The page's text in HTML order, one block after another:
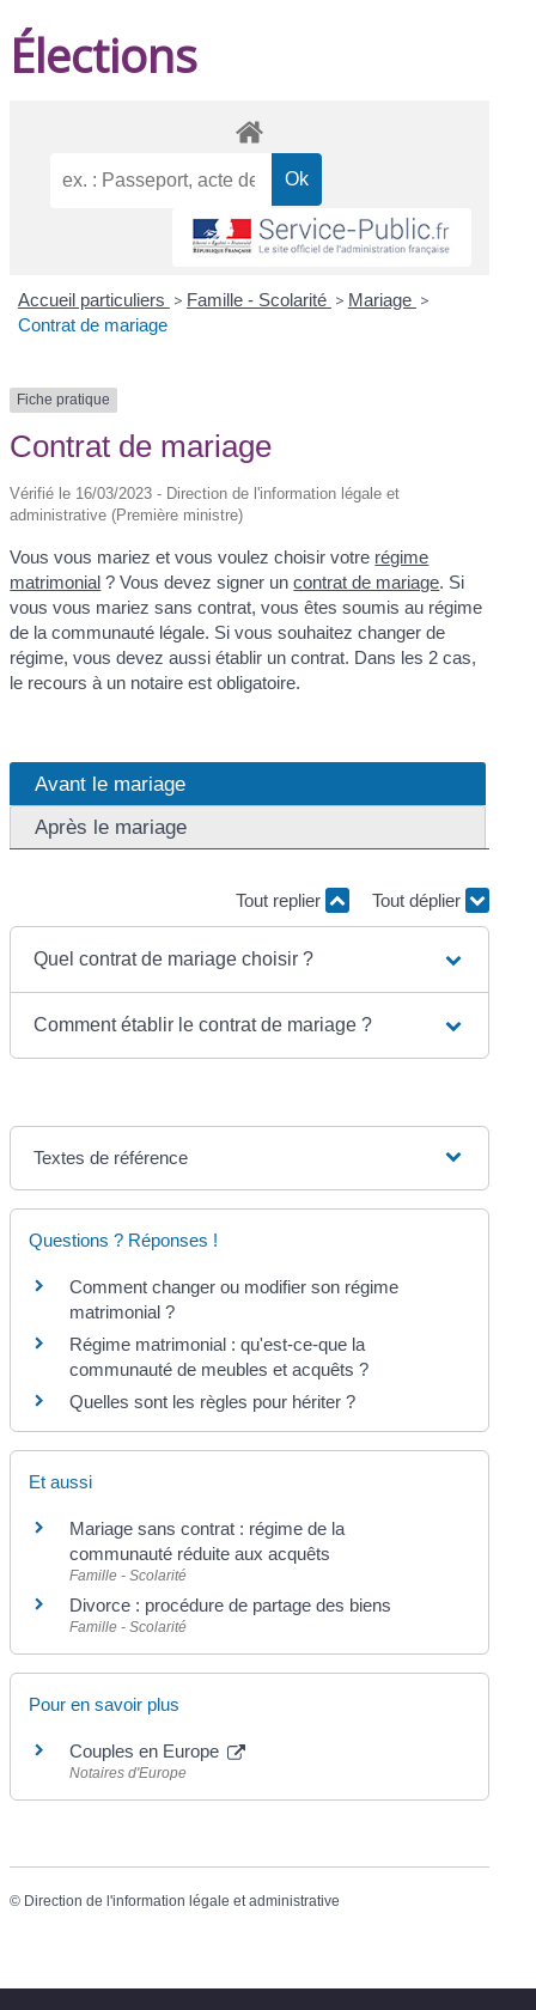
Élections
Accueil particuliers > Famille - Scolarité > Mariage >
Contrat de mariage
Fiche pratique
Contrat de mariage
Vérifié le 16/03/2023 - Direction de l'information légale et
administrative (Première ministre)
Vous vous mariez et vous voulez choisir votre régime
matrimonial ? Vous devez signer uncontrat de mariage. Si
vous vous mariez sans contrat, vous êtes soumis au régime
de la communauté légale. Si vous souhaitez changer de
régime, vous devez aussi établir un contrat. Dans les 2 cas,
le recours à un notaire est obligatoire.
Avant le mariage
Après le mariage
Tout replier Tout déplier
Quel contrat de mariage choisir ?
Comment établir le contrat de mariage ?
Textes de référence
Questions ? Réponses !
Comment changer ou modifier son régime
matrimonial ?
Régime matrimonial : qu'est-ce-que la
communauté de meubles et acquêts ?
Quelles sont les règles pour hériter ?
Et aussi
Mariage sans contrat : régime de la
communauté réduite aux acquêts
Famille - Scolarité
Divorce : procédure de partage des biens
Famille - Scolarité
Pour en savoir plus
Couples en Europe
Notaires d'Europe
© Direction de l'information légale et administrative